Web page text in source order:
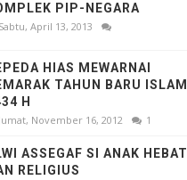
PIP-NEGARA
Sabtu, April 13, 2013
HIAS MEWARNAI
TAHUN BARU ISLAM
H
Jumat, November 16, 2012 1
ASSEGAF SI ANAK HEBAT
RELIGIUS